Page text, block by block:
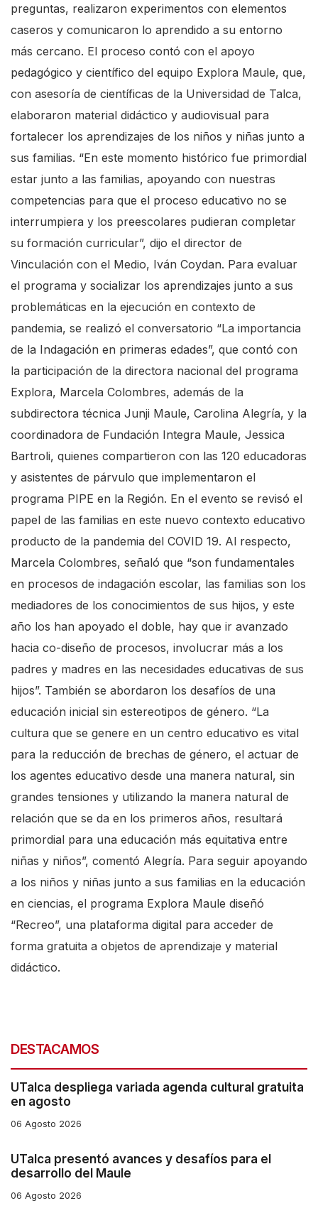
preguntas, realizaron experimentos con elementos
caseros y comunicaron lo aprendido a su entorno
más cercano. El proceso contó con el apoyo
pedagógico y científico del equipo Explora Maule, que,
con asesoría de científicas de la Universidad de Talca,
elaboraron material didáctico y audiovisual para
fortalecer los aprendizajes de los niños y niñas junto a
sus familias. “En este momento histórico fue primordial
estar junto a las familias, apoyando con nuestras
competencias para que el proceso educativo no se
interrumpiera y los preescolares pudieran completar
su formación curricular”, dijo el director de
Vinculación con el Medio, Iván Coydan. Para evaluar
el programa y socializar los aprendizajes junto a sus
problemáticas en la ejecución en contexto de
pandemia, se realizó el conversatorio “La importancia
de la Indagación en primeras edades”, que contó con
la participación de la directora nacional del programa
Explora, Marcela Colombres, además de la
subdirectora técnica Junji Maule, Carolina Alegría, y la
coordinadora de Fundación Integra Maule, Jessica
Bartroli, quienes compartieron con las 120 educadoras
y asistentes de párvulo que implementaron el
programa PIPE en la Región. En el evento se revisó el
papel de las familias en este nuevo contexto educativo
producto de la pandemia del COVID 19. Al respecto,
Marcela Colombres, señaló que “son fundamentales
en procesos de indagación escolar, las familias son los
mediadores de los conocimientos de sus hijos, y este
año los han apoyado el doble, hay que ir avanzado
hacia co-diseño de procesos, involucrar más a los
padres y madres en las necesidades educativas de sus
hijos”. También se abordaron los desafíos de una
educación inicial sin estereotipos de género. “La
cultura que se genere en un centro educativo es vital
para la reducción de brechas de género, el actuar de
los agentes educativo desde una manera natural, sin
grandes tensiones y utilizando la manera natural de
relación que se da en los primeros años, resultará
primordial para una educación más equitativa entre
niñas y niños”, comentó Alegría. Para seguir apoyando
a los niños y niñas junto a sus familias en la educación
en ciencias, el programa Explora Maule diseñó
“Recreo”, una plataforma digital para acceder de
forma gratuita a objetos de aprendizaje y material
didáctico.
DESTACAMOS
UTalca despliega variada agenda cultural gratuita
en agosto
06 Agosto 2026
UTalca presentó avances y desafíos para el
desarrollo del Maule
06 Agosto 2026